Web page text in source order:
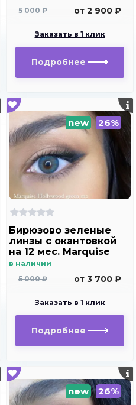
глаз )
5 000 ₽
от 2 900 ₽
Заказать в 1 клик
Подробнее
new 26%
Бирюзово зеленые
линзы c окантовкой
на 12 мес. Marquise
Hollywood green m2
в наличии
5 000 ₽
от 3 700 ₽
Заказать в 1 клик
Подробнее
new 26%